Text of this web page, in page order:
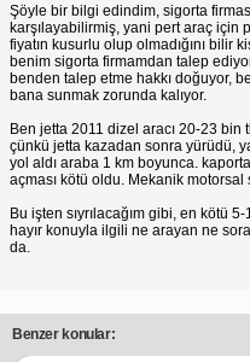
Şöyle bir bilgi edindim, sigorta
karşılayabilirmiş, yani pert araç için
fiyatın kusurlu olup olmadığını bilir
benim sigorta firmamdan talep
benden talep etme hakkı doğuyor,
bana sunmak zorunda kalıyor.
Ben jetta 2011 dizel aracı 20-23 bin
çünkü jetta kazadan sonra yürüdü,
yol aldı araba 1 km boyunca.
açması kötü oldu. Mekanik motorsal
Bu işten sıyrılacağım gibi, en kötü
hayır konuyla ilgili ne arayan ne
da.
Benzer konular: